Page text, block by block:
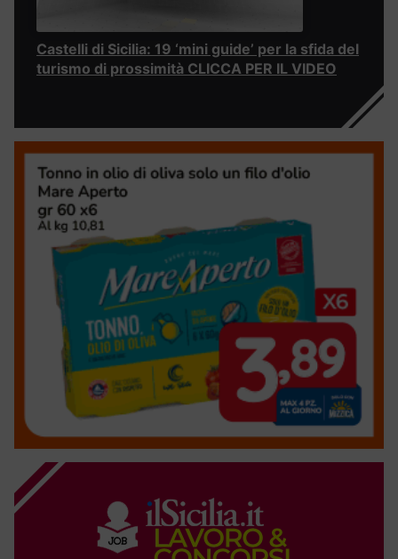
Castelli di Sicilia: 19 ‘mini guide’ per la sfida del
turismo di prossimità CLICCA PER IL VIDEO